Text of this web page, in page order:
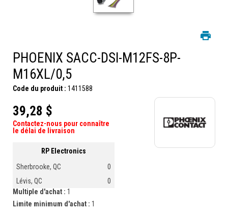
PHOENIX SACC-DSI-M12FS-8P-
M16XL/0,5
Code du produit : 1411588
39,28 $
Contactez-nous pour connaître
le délai de livraison
RP Electronics
Sherbrooke, QC
0
Lévis, QC
0
Multiple d'achat : 1
Limite minimum d'achat : 1